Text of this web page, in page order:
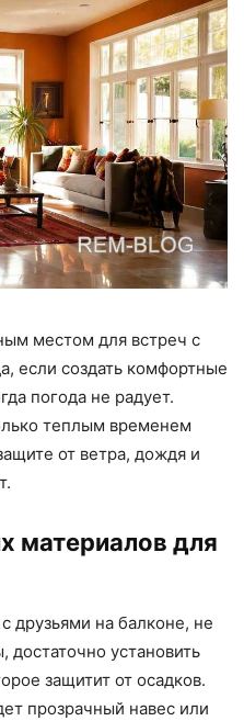
местом для встреч с
если создать комфортные
погода не радует.
теплым временем
от ветра, дождя и
материалов для
друзьями на балконе, не
достаточно установить
защитит от осадков.
прозрачный навес или